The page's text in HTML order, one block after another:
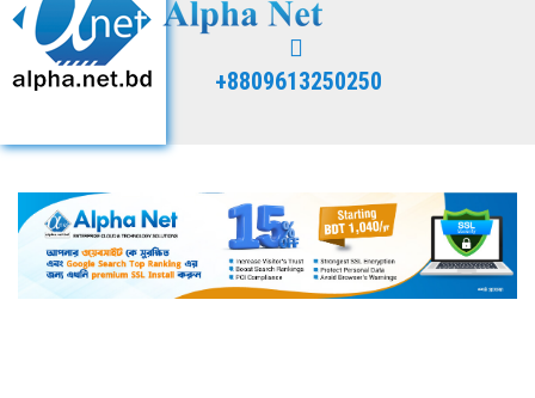
+8809613250250